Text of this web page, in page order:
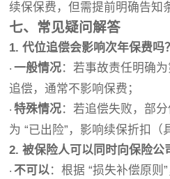
续保保费，但需提前明确告知
七、常见疑问解答
1. 代位追偿会影响次年保费吗？
·一般情况：若事故责任明确
追偿，通常不影响保费；
·特殊情况：若追偿失败，部
为 “已出险”，影响续保折扣（
2. 被保险人可以同时向保险公
·不可以：根据 “损失补偿原则